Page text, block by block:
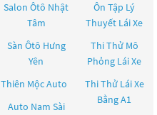
Salon Ôtô Nhật
Tâm
Sàn Ôtô Hưng
Yên
Thiên Mộc Auto
Auto Nam Sài
Ôn Tập Lý
Thuyết Lái Xe
Thi Thử Mô
Phỏng Lái Xe
Thi Thử Lái Xe
Bằng A1